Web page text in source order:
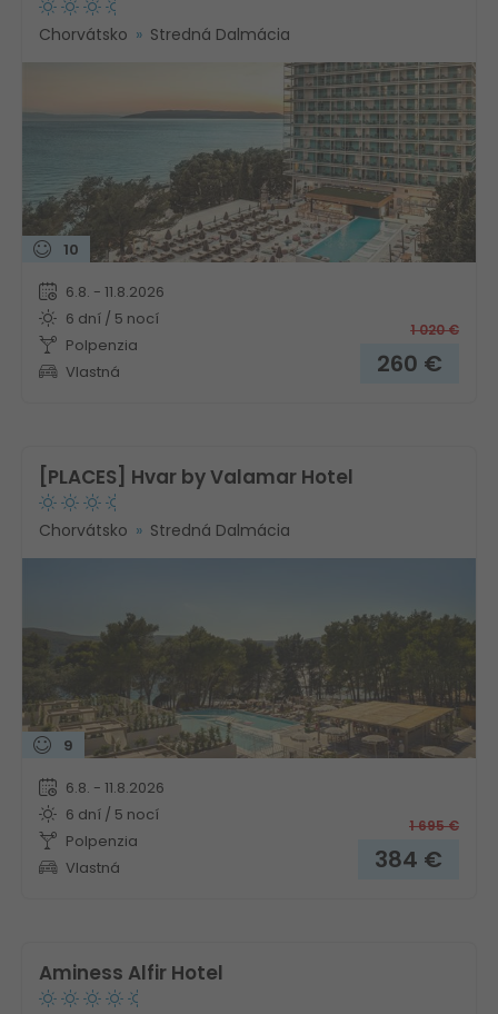
Chorvátsko Stredná Dalmácia
10
6.8. - 11.8.2026
6 dní / 5 nocí
Polpenzia
Vlastná
1 020€
260 €
[PLACES] Hvar by Valamar Hotel
Chorvátsko Stredná Dalmácia
9
6.8. - 11.8.2026
6 dní / 5 nocí
Polpenzia
Vlastná
1 695€
384 €
Aminess Alfir Hotel